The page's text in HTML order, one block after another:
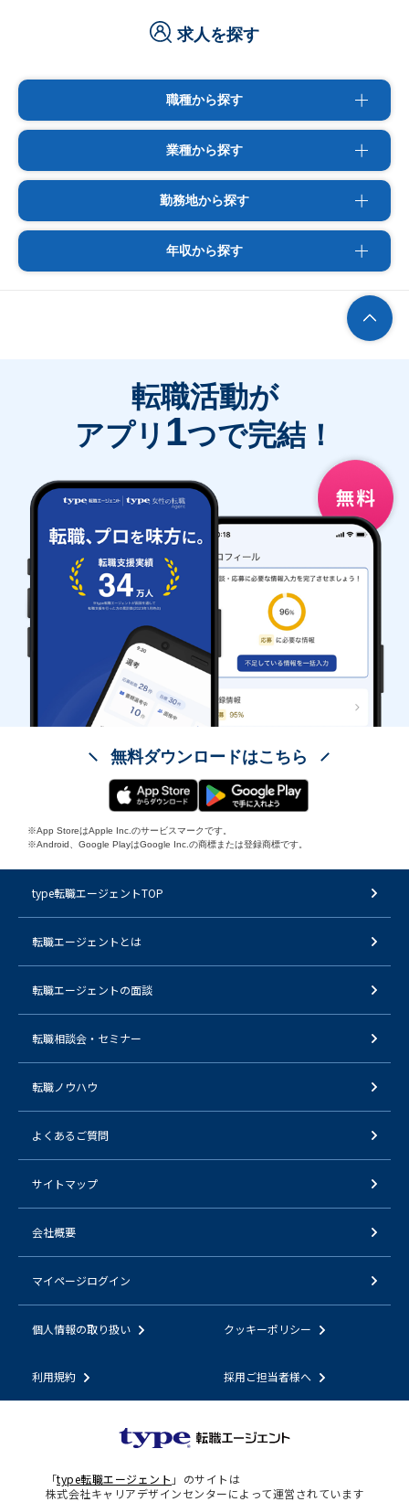
求人を探す
職種から探す
業種から探す
勤務地から探す
年収から探す
転職活動が
アプリ 1つで完結！
無料ダウンロードはこちら
※App StoreはApple Inc.のサービスマークです。
※Android、Google PlayはGoogle Inc.の商標または登録商標です。
type転職エージェントTOP
転職エージェントとは
転職エージェントの面談
転職相談会・セミナー
転職ノウハウ
よくあるご質問
サイトマップ
会社概要
マイページログイン
個人情報の取り扱い クッキーポリシー
利用規約 採用ご担当者様へ
「type転職エージェント 」のサイトは
株式会社キャリアデザインセンターによって運営されています